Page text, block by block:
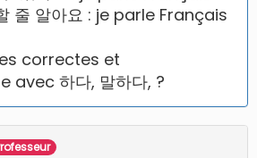
줄 알아요 : je parle Français
correctes et
avec 하다, 말하다, ?